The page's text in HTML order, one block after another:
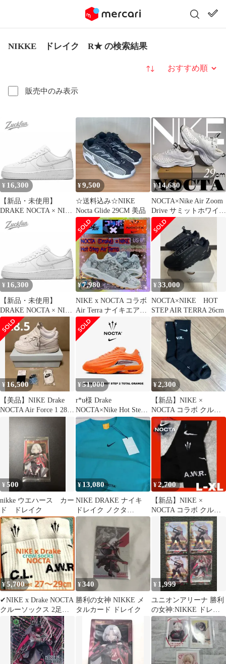
NIKKE ドレイク R★ の検索結果
販売中のみ表示
並び替え
¥ 16,300
【新品・未使用】
DRAKE NOCTA × NIKE
AIR FORCE 1 LOW ナ
イキ ドレイクノクタ ×
ロー スニーカーメンズ
レディース トリプル ホ
ワイト fv9918100nwa
¥9,500
☆送料込み☆NIKE
Nocta Glide 29CM 美品
¥ 14,680
NOCTA×Nike Air Zoom
Drive サミットホワイト
29cm
¥ 16,300
【新品・未使用】
DRAKE NOCTA × NIKE
AIR FORCE 1 LOW ナ
イキ ドレイクノクタ ×
ナイキ エア フォース 1
ロー スニーカー レディ
ース トリプル ホワイト
fv9918100n
¥7,980
NIKE x NOCTA コラボ
Air Terra ナイキエア
25.5 レア
¥33,000
NOCTA×NIKE HOT
STEP AIR TERRA 26cm
¥ 16,500
【美品】NIKE Drake
NOCTA Air Force 1 28.5
¥51,000
r*u様 Drake
NOCTA×Nike Hot Step 2
Total O
¥2,300
【新品】NIKE ×
NOCTA コラボ クルー
ソックス 黒 1足販売 ド
レイク
¥500
nikke ウエハース カー
ド ドレイク
¥13,080
NIKE DRAKE ナイキ
ドレイク ノクタ
NOCTA フリース スウ
ェット
¥2,700
【新品】NIKE ×
NOCTA コラボ クルー
ソックス 黒 1足販売 ド
レイク
¥5,700
✔︎NIKE x Drake NOCTA
クルーソックス 2足セ
ット27-29cm
¥340
勝利の女神 NIKKE メ
タルカード ドレイク
¥ 1,999
ユニオンアリーナ 勝利
の女神:NIKKE ドレイ
ク 4枚セット